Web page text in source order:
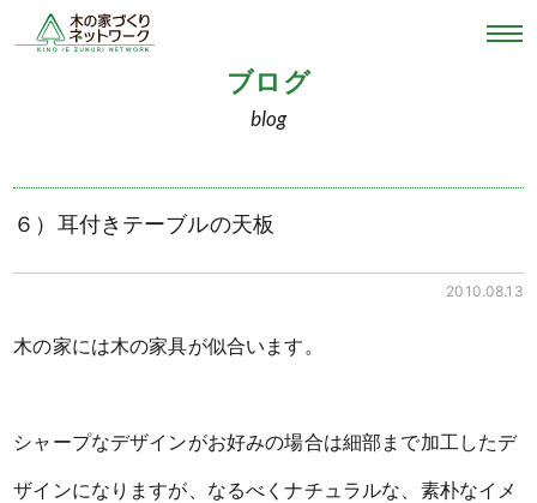
ブログ
blog
６）耳付きテーブルの天板
2010.08.13
木の家には木の家具が似合います。
シャープなデザインがお好みの場合は細部まで加工したデ
ザインになりますが、なるべくナチュラルな、素朴なイメ